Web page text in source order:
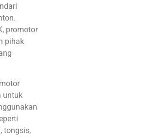
promotor
pihak
untuk
tongsis,